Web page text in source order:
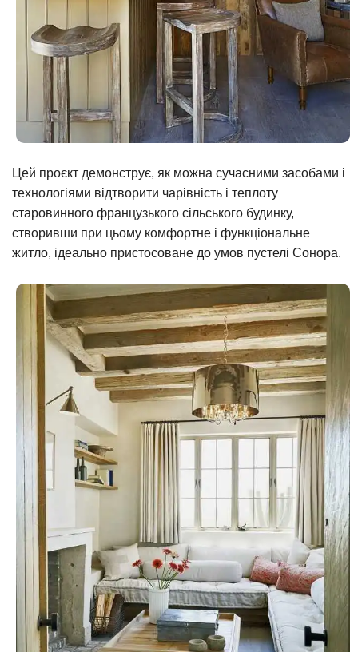
Цей проєкт демонструє, як можна сучасними засобами і
технологіями відтворити чарівність і теплоту
старовинного французького сільського будинку,
створивши при цьому комфортне і функціональне
житло, ідеально пристосоване до умов пустелі Сонора.